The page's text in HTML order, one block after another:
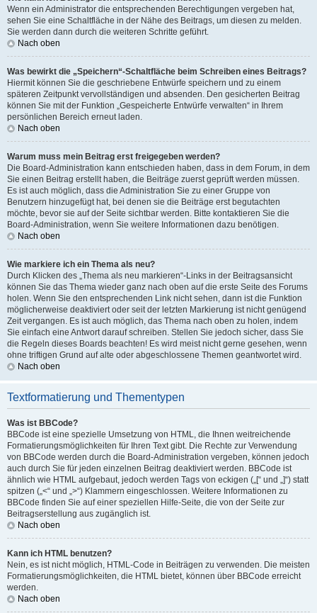
Wenn ein Administrator die entsprechenden Berechtigungen vergeben hat,
sehen Sie eine Schaltfläche in der Nähe des Beitrags, um diesen zu melden.
Sie werden dann durch die weiteren Schritte geführt.
Nach oben
Was bewirkt die „Speichern“-Schaltfläche beim Schreiben eines Beitrags?
Hiermit können Sie die geschriebene Entwürfe speichern und zu einem
späteren Zeitpunkt vervollständigen und absenden. Den gesicherten Beitrag
können Sie mit der Funktion „Gespeicherte Entwürfe verwalten“ in Ihrem
persönlichen Bereich erneut laden.
Nach oben
Warum muss mein Beitrag erst freigegeben werden?
Die Board-Administration kann entschieden haben, dass in dem Forum, in dem
Sie einen Beitrag erstellt haben, die Beiträge zuerst geprüft werden müssen.
Es ist auch möglich, dass die Administration Sie zu einer Gruppe von
Benutzern hinzugefügt hat, bei denen sie die Beiträge erst begutachten
möchte, bevor sie auf der Seite sichtbar werden. Bitte kontaktieren Sie die
Board-Administration, wenn Sie weitere Informationen dazu benötigen.
Nach oben
Wie markiere ich ein Thema als neu?
Durch Klicken des „Thema als neu markieren“-Links in der Beitragsansicht
können Sie das Thema wieder ganz nach oben auf die erste Seite des Forums
holen. Wenn Sie den entsprechenden Link nicht sehen, dann ist die Funktion
möglicherweise deaktiviert oder seit der letzten Markierung ist nicht genügend
Zeit vergangen. Es ist auch möglich, das Thema nach oben zu holen, indem
Sie einfach eine Antwort darauf schreiben. Stellen Sie jedoch sicher, dass Sie
die Regeln dieses Boards beachten! Es wird meist nicht gerne gesehen, wenn
ohne triftigen Grund auf alte oder abgeschlossene Themen geantwortet wird.
Nach oben
Textformatierung und Thementypen
Was ist BBCode?
BBCode ist eine spezielle Umsetzung von HTML, die Ihnen weitreichende
Formatierungsmöglichkeiten für Ihren Text gibt. Die Rechte zur Verwendung
von BBCode werden durch die Board-Administration vergeben, können jedoch
auch durch Sie für jeden einzelnen Beitrag deaktiviert werden. BBCode ist
ähnlich wie HTML aufgebaut, jedoch werden Tags von eckigen („[“ und „]“) statt
spitzen („<“ und „>“) Klammern eingeschlossen. Weitere Informationen zu
BBCode finden Sie auf einer speziellen Hilfe-Seite, die von der Seite zur
Beitragserstellung aus zugänglich ist.
Nach oben
Kann ich HTML benutzen?
Nein, es ist nicht möglich, HTML-Code in Beiträgen zu verwenden. Die meisten
Formatierungsmöglichkeiten, die HTML bietet, können über BBCode erreicht
werden.
Nach oben